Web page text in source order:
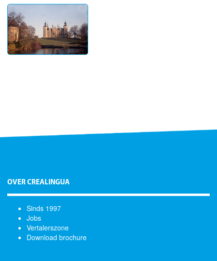
OVER CREALINGUA
Sinds 1997
Jobs
Vertalerszone
Download brochure